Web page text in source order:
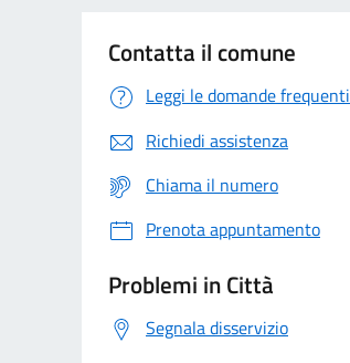
Contatta il comune
Leggi le domande frequenti
Richiedi assistenza
Chiama il numero
Prenota appuntamento
Problemi in Città
Segnala disservizio